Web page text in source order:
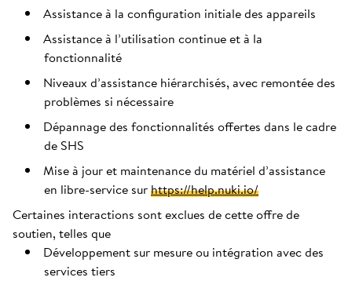
Assistance à la configuration initiale des appareils
Assistance à l’utilisation continue et à la
fonctionnalité
Niveaux d’assistance hiérarchisés, avec remontée des
problèmes si nécessaire
Dépannage des fonctionnalités offertes dans le cadre
de SHS
Mise à jour et maintenance du matériel d’assistance
en libre-service surhttps://help.nuki.io/
Certaines interactions sont exclues de cette offre de
soutien, telles que
Développement sur mesure ou intégration avec des
services tiers